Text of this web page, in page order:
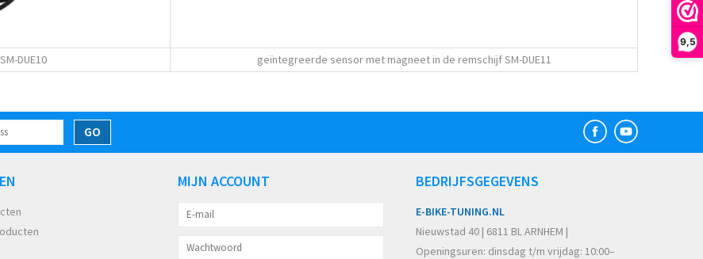
9,5
DUE10 geïntegreerde sensor met magneet in de remschijf SM-DUE11
GO
MIJN ACCOUNT BEDRIJFSGEGEVENS
E-BIKE-TUNING.NL
Nieuwstad 40 | 6811 BL ARNHEM |
Openingsuren: dinsdag t/m vrijdag: 10:00–